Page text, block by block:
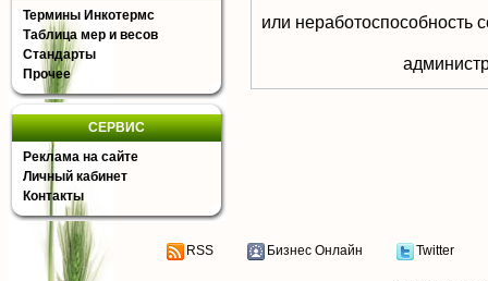
Термины Инкотермс
Таблица мер и весов
Стандарты
Прочее
СЕРВИС
Реклама на сайте
Личный кабинет
Контакты
или неработоспособность
RSS Бизнес Онлайн Twitter